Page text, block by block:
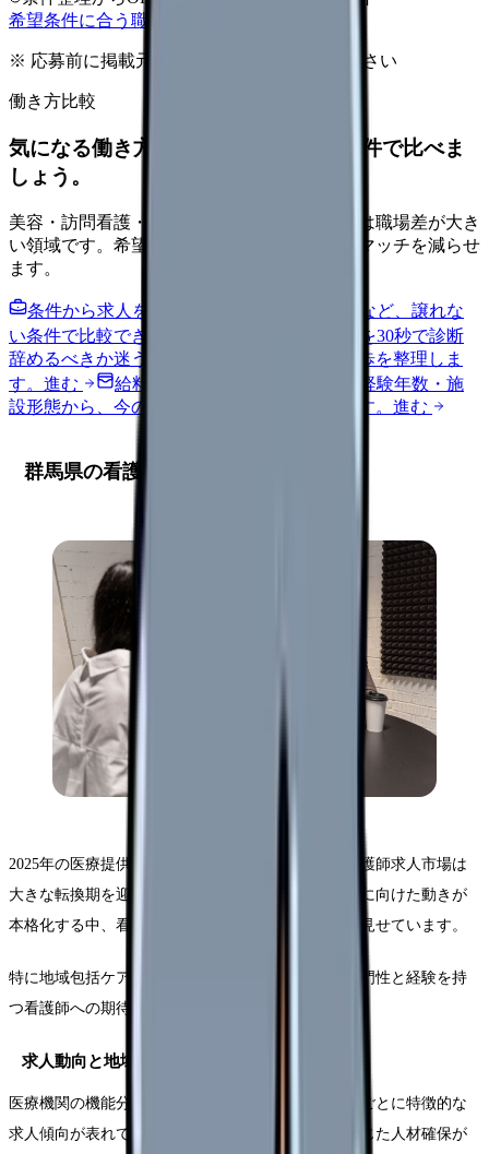
希望条件に合う職場を相談する
※ 応募前に掲載元の最新情報を確認してください
働き方比較
気になる働き方を、求人を見る前に条件で比べま
しょう。
美容・訪問看護・クリニック・夜勤なしなどは職場差が大き
い領域です。希望条件を先に整理するとミスマッチを減らせ
ます。
条件から求人を見る
夜勤回数・残業・通勤など、譲れな
い条件で比較できます。
職場の悩みを30秒で診断
辞めるべきか迷う前に、悩みの種類と次の一歩を整理しま
す。 進む 給料コンパスで比較する
地域・経験年数・施
設形態から、今の給料の現在地を確認できます。 進む
群馬県の看護師求人市場の現状
2025年の医療提供体制の改革に向けて、群馬県の看護師求人市場は
大きな転換期を迎えています。地域医療構想の実現に向けた動きが
本格化する中、看護師の需要は従来以上の高まりを見せています。
特に地域包括ケアシステムの構築に伴い、多様な専門性と経験を持
つ看護師への期待が増大しています。
求人動向と地域特性
医療機関の機能分化と連携が進む群馬県では、地域ごとに特徴的な
求人傾向が表れています。各地域の医療ニーズに応じた人材確保が